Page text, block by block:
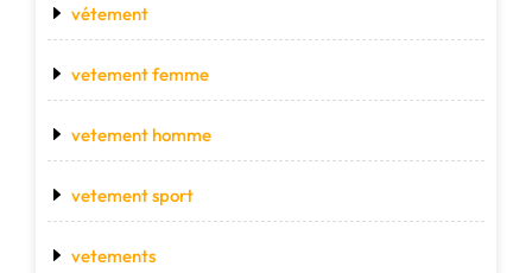
vétement
vetement femme
vetement homme
vetement sport
vetements